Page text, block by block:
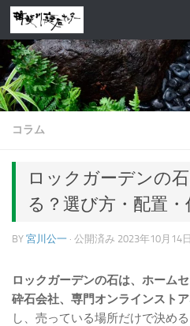
コンテンツへスキップ
コラム
ロックガーデンの
る？選び方・配置・
BY 宮川公一 · 公開済み 2023年10月14日
ロックガーデンの石は、ホーム
砕石会社、専門オンラインストア
し、売っている場所だけで決め